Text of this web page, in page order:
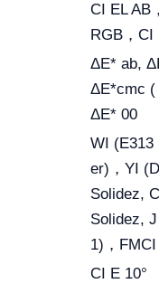
CI EL AB
RGB，CI
ΔE* ab,
ΔE*cmc (
ΔE* 00
WI (E313
er)，YI
Solidez,
Solidez,
1)，
CI E 10°